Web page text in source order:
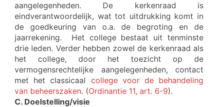
aangelegenheden. De kerkenraad is
eindverantwoordelijk, wat tot uitdrukking komt in
de goedkeuring van o.a. de begroting en de
jaarrekening. Het college bestaat uit tenminste
drie leden. Verder hebben zowel de kerkenraad als
het college, door het toezicht op de
vermogensrechtelijke aangelegenheden, contact
met het classicaal college voor de behandeling
van beheerszaken. (Ordinantie 11, art. 6-9).
C. Doelstelling/visie